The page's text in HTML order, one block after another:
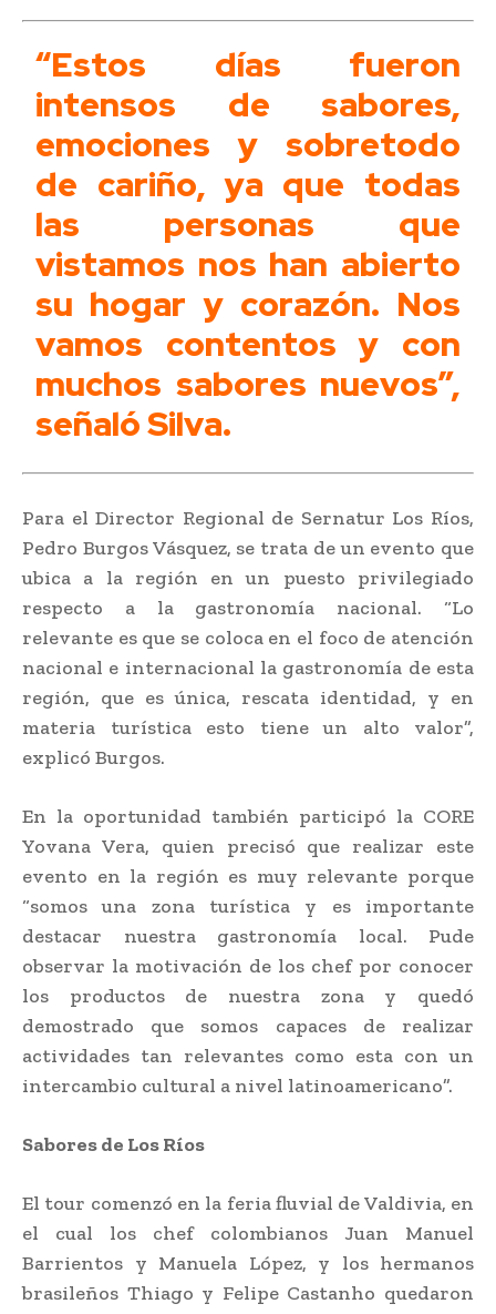
“Estos días fueron
intensos de sabores,
emociones y sobretodo
de cariño, ya que todas
las personas que
vistamos nos han abierto
su hogar y corazón. Nos
vamos contentos y con
muchos sabores nuevos”,
señaló Silva.
Para el Director Regional de Sernatur Los Ríos,
Pedro Burgos Vásquez, se trata de un evento que
ubica a la región en un puesto privilegiado
respecto a la gastronomía nacional. “Lo
relevante es que se coloca en el foco de atención
nacional e internacional la gastronomía de esta
región, que es única, rescata identidad, y en
materia turística esto tiene un alto valor”,
explicó Burgos.
En la oportunidad también participó la CORE
Yovana Vera, quien precisó que realizar este
evento en la región es muy relevante porque
“somos una zona turística y es importante
destacar nuestra gastronomía local. Pude
observar la motivación de los chef por conocer
los productos de nuestra zona y quedó
demostrado que somos capaces de realizar
actividades tan relevantes como esta con un
intercambio cultural a nivel latinoamericano”.
Sabores de Los Ríos
El tour comenzó en la feria fluvial de Valdivia, en
el cual los chef colombianos Juan Manuel
Barrientos y Manuela López, y los hermanos
brasileños Thiago y Felipe Castanho quedaron